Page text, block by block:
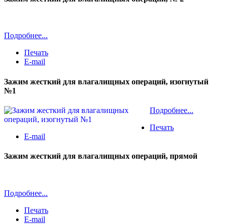
Подробнее...
Печать
E-mail
Зажим жесткий для влагалищных операций, изогнутый
№1
Подробнее...
Печать
E-mail
Зажим жесткий для влагалищных операций, прямой
Подробнее...
Печать
E-mail